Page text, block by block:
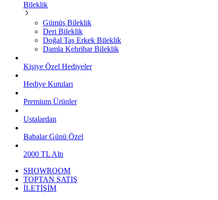
Bileklik
Gümüş Bileklik
Deri Bileklik
Doğal Taş Erkek Bileklik
Damla Kehribar Bileklik
Kişiye Özel Hediyeler
Hediye Kutuları
Premium Ürünler
Ustalardan
Babalar Günü Özel
2000 TL Altı
SHOWROOM
TOPTAN SATIŞ
İLETİŞİM